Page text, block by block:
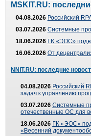
MSKIT.RU:
04.08.2026 Российский
03.07.2026 Системные
18.06.2026 ГК «ЭОС»
16.06.2026 От
NNIT.RU: последние
04.08.2026 Российский
задач к управлению
03.07.2026 Системные
отечественные ОС для
18.06.2026 ГК «ЭОС»
«Весенний